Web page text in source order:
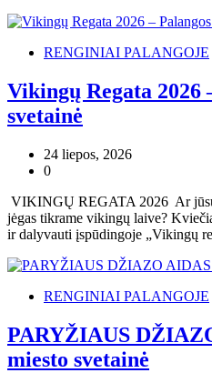
RENGINIAI PALANGOJE
Vikingų Regata 2026
svetainė
24 liepos, 2026
0
VIKINGŲ REGATA 2026 Ar
jėgas tikrame vikingų laive?
ir dalyvauti įspūdingoje „Vikingų
RENGINIAI PALANGOJE
PARYŽIAUS
miesto svetainė